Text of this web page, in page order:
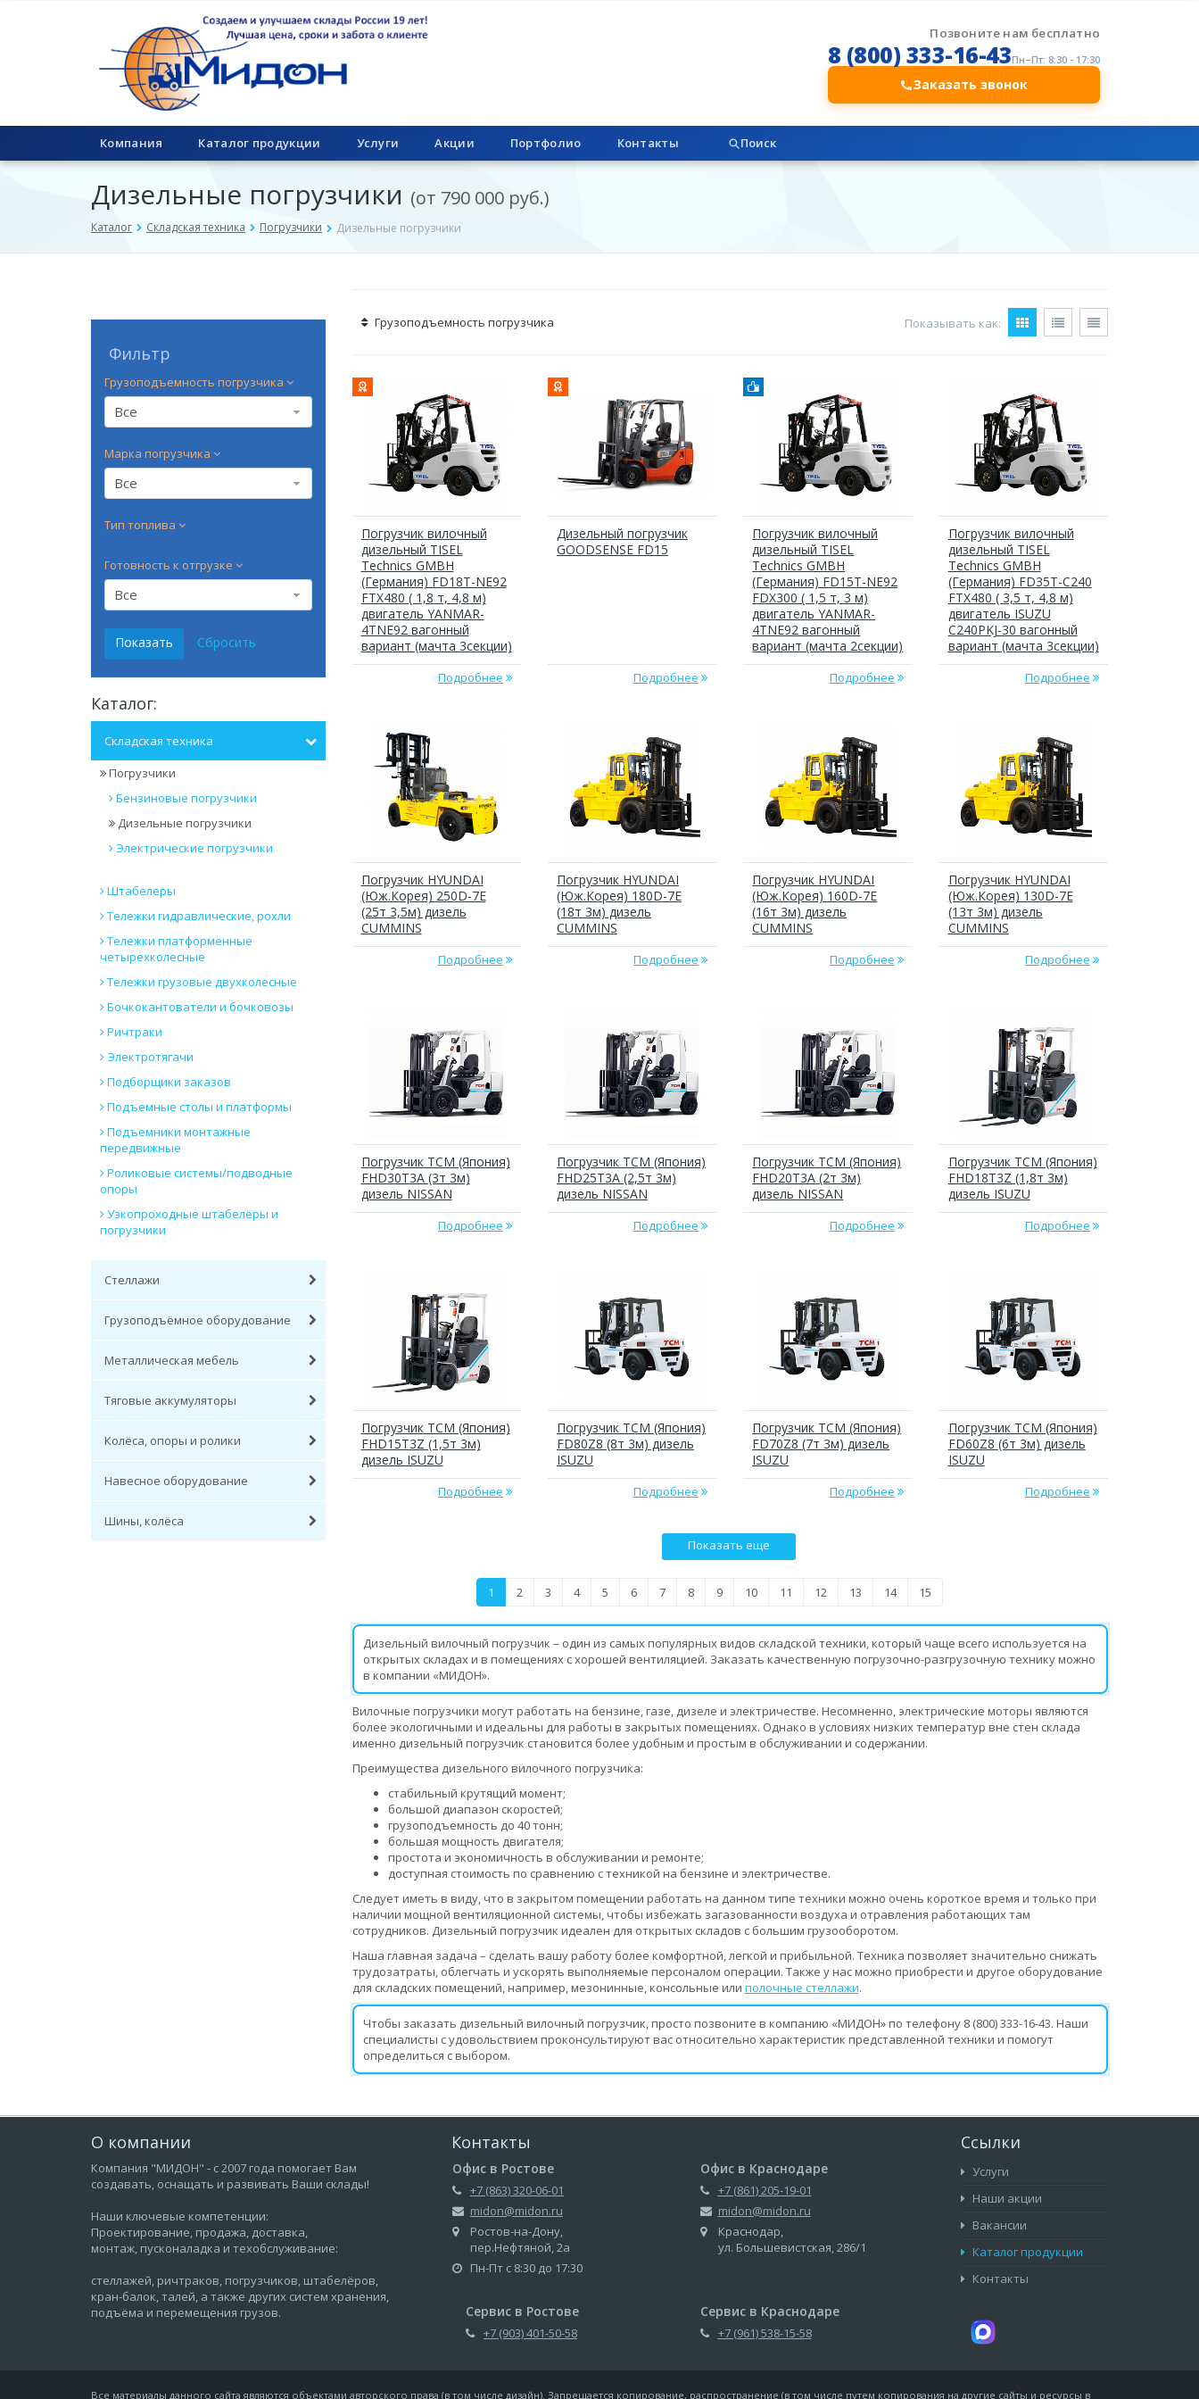
Позвоните нам бесплатно
8 (800) 333-16-43Пн–Пт: 8:30 - 17:30
Заказать звонок
Компания Каталог продукции Услуги Акции Портфолио Контакты Поиск
Дизельные погрузчики (от 790 000 руб.)
Каталог Складская техника Погрузчики Дизельные погрузчики
Фильтр
Грузоподъемность погрузчика
Все
Марка погрузчика
Все
Тип топлива
Готовность к отгрузке
Все
Каталог:
Складская техника
Погрузчики
Бензиновые погрузчики
Дизельные погрузчики
Электрические погрузчики
Штабелеры
Тележки гидравлические, рохли
Тележки платформенные
четырехколесные
Тележки грузовые двухколесные
Бочкокантователи и бочковозы
Ричтраки
Электротягачи
Подборщики заказов
Подъемные столы и платформы
Подъемники монтажные
передвижные
Роликовые системы/подводные
опоры
Узкопроходные штабелёры и
погрузчики
Стеллажи
Грузоподъёмное оборудование
Металлическая мебель
Тяговые аккумуляторы
Колёса, опоры и ролики
Навесное оборудование
Шины, колёса
Показывать как:
Грузоподъемность погрузчика
Погрузчик вилочный
дизельный TISEL
Technics GMBH
(Германия) FD18T-NE92
FTX480 ( 1,8 т, 4,8 м)
двигатель YANMAR-
4TNE92 вагонный
вариант (мачта 3секции)
Подробнее
Дизельный погрузчик
GOODSENSE FD15
Подробнее
Погрузчик вилочный
дизельный TISEL
Technics GMBH
(Германия) FD15T-NE92
FDX300 ( 1,5 т, 3 м)
двигатель YANMAR-
4TNE92 вагонный
вариант (мачта 2секции)
Подробнее
Погрузчик вилочный
дизельный TISEL
Technics GMBH
(Германия) FD35T-C240
FTX480 ( 3,5 т, 4,8 м)
двигатель ISUZU
C240PKJ-30 вагонный
вариант (мачта 3секции)
Подробнее
Погрузчик HYUNDAI
(Юж.Корея) 250D-7E
(25т 3,5м) дизель
CUMMINS
Подробнее
Погрузчик HYUNDAI
(Юж.Корея) 180D-7E
(18т 3м) дизель
CUMMINS
Подробнее
Погрузчик HYUNDAI
(Юж.Корея) 160D-7E
(16т 3м) дизель
CUMMINS
Подробнее
Погрузчик HYUNDAI
(Юж.Корея) 130D-7E
(13т 3м) дизель
CUMMINS
Подробнее
Погрузчик ТСМ (Япония)
FHD30T3A (3т 3м)
дизель NISSAN
Подробнее
Погрузчик ТСМ (Япония)
FHD25T3A (2,5т 3м)
дизель NISSAN
Подробнее
Погрузчик ТСМ (Япония)
FHD20T3A (2т 3м)
дизель NISSAN
Подробнее
Погрузчик ТСМ (Япония)
FHD18T3Z (1,8т 3м)
дизель ISUZU
Подробнее
Погрузчик ТСМ (Япония)
FHD15T3Z (1,5т 3м)
дизель ISUZU
Подробнее
Погрузчик ТСМ (Япония)
FD80Z8 (8т 3м) дизель
ISUZU
Подробнее
Погрузчик ТСМ (Япония)
FD70Z8 (7т 3м) дизель
ISUZU
Подробнее
Погрузчик ТСМ (Япония)
FD60Z8 (6т 3м) дизель
ISUZU
Подробнее
Показать еще
1 2 3 4 5 6 7 8 9 10 11 12 13 14 15
Дизельный вилочный погрузчик – один из самых популярных видов складской техники, который чаще всего используется на
открытых складах и в помещениях с хорошей вентиляцией. Заказать качественную погрузочно-разгрузочную технику можно
в компании «МИДОН».
Вилочные погрузчики могут работать на бензине, газе, дизеле и электричестве. Несомненно, электрические моторы являются
более экологичными и идеальны для работы в закрытых помещениях. Однако в условиях низких температур вне стен склада
именно дизельный погрузчик становится более удобным и простым в обслуживании и содержании.
Преимущества дизельного вилочного погрузчика:
стабильный крутящий момент;
большой диапазон скоростей;
грузоподъемность до 40 тонн;
большая мощность двигателя;
простота и экономичность в обслуживании и ремонте;
доступная стоимость по сравнению с техникой на бензине и электричестве.
Следует иметь в виду, что в закрытом помещении работать на данном типе техники можно очень короткое время и только при
наличии мощной вентиляционной системы, чтобы избежать загазованности воздуха и отравления работающих там
сотрудников. Дизельный погрузчик идеален для открытых складов с большим грузооборотом.
Наша главная задача – сделать вашу работу более комфортной, легкой и прибыльной. Техника позволяет значительно снижать
трудозатраты, облегчать и ускорять выполняемые персоналом операции. Также у нас можно приобрести и другое оборудование
для складских помещений, например, мезонинные, консольные или полочные стеллажи.
Чтобы заказать дизельный вилочный погрузчик, просто позвоните в компанию «МИДОН» по телефону 8 (800) 333-16-43. Наши
специалисты с удовольствием проконсультируют вас относительно характеристик представленной техники и помогут
определиться с выбором.
О компании
Компания "МИДОН" - с 2007 года помогает Вам
создавать, оснащать и развивать Ваши склады!
Наши ключевые компетенции:
Проектирование, продажа, доставка,
монтаж, пусконаладка и техобслуживание:
стеллажей, ричтраков, погрузчиков, штабелёров,
кран-балок, талей, а также других систем хранения,
подъёма и перемещения грузов.
Контакты
Офис в Ростове
+7 (863) 320-06-01
midon@midon.ru
Ростов-на-Дону,
пер.Нефтяной, 2а
Пн-Пт с 8:30 до 17:30
Офис в Краснодаре
+7 (861) 205-19-01
midon@midon.ru
Краснодар,
ул. Большевистская, 286/1
Сервис в Ростове
+7 (903) 401-50-58
Сервис в Краснодаре
+7 (961) 538-15-58
Ссылки
Услуги
Наши акции
Вакансии
Каталог продукции
Контакты
Все материалы данного сайта являются объектами авторского права (в том числе дизайн). Запрещается копирование, распространение (в том числе путем копирования на другие сайты и ресурсы в